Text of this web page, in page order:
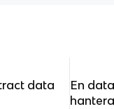
data
En